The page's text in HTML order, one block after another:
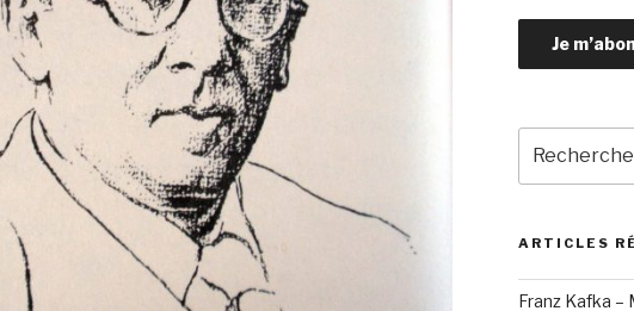
pour
:
ARTICLES
Franz Kafka –